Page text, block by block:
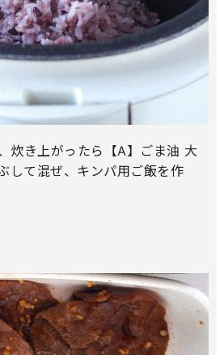
炊き上がったら【A】ごま油 大
して混ぜ、キンパ用ご飯を作